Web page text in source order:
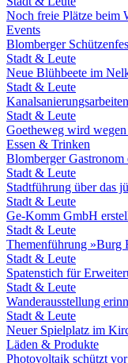
Noch freie Plätze beim
Events
Blomberger
Stadt & Leute
Neue Blühbeete im
Stadt & Leute
Stadt & Leute
Goetheweg wird
Essen & Trinken
Blomberger Gastronom
Stadt & Leute
Stadtführung über das
Stadt & Leute
Ge-Komm GmbH
Stadt & Leute
Themenführung »Burg
Stadt & Leute
Spatenstich für
Stadt & Leute
Wanderausstellung
Stadt & Leute
Neuer Spielplatz im
Läden & Produkte
Photovoltaik schützt